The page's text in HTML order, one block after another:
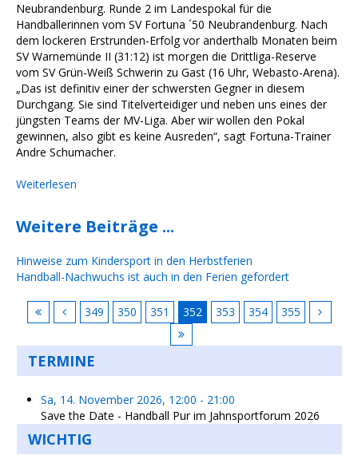
Neubrandenburg. Runde 2 im Landespokal für die
Handballerinnen vom SV Fortuna ´50 Neubrandenburg. Nach
dem lockeren Erstrunden-Erfolg vor anderthalb Monaten beim
SV Warnemünde II (31:12) ist morgen die Drittliga-Reserve
vom SV Grün-Weiß Schwerin zu Gast (16 Uhr, Webasto-Arena).
„Das ist definitiv einer der schwersten Gegner in diesem
Durchgang. Sie sind Titelverteidiger und neben uns eines der
jüngsten Teams der MV-Liga. Aber wir wollen den Pokal
gewinnen, also gibt es keine Ausreden“, sagt Fortuna-Trainer
Andre Schumacher.
Weiterlesen
Weitere Beiträge ...
Hinweise zum Kindersport in den Herbstferien
Handball-Nachwuchs ist auch in den Ferien gefordert
349 350 351 352 353 354 355
TERMINE
Sa, 14. November 2026, 12:00 - 21:00
Save the Date - Handball Pur im Jahnsportforum 2026
WICHTIG